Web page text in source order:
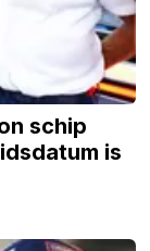
schip
is